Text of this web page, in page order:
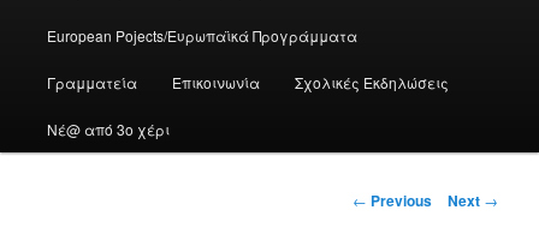
European Pojects/Ευρωπαϊκά Προγράμματα
Γραμματεία Επικοινωνία Σχολικές Εκδηλώσεις
Νέ@ από 3ο χέρι
Post
← Previous Next →